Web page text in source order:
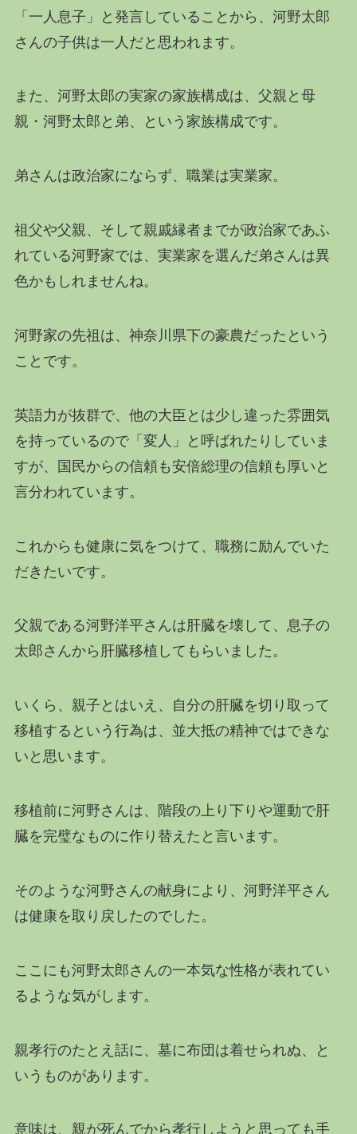
「一人息子」と発言していることから、河野太郎
さんの子供は一人だと思われます。
また、河野太郎の実家の家族構成は、父親と母
親・河野太郎と弟、という家族構成です。
弟さんは政治家にならず、職業は実業家。
祖父や父親、そして親戚縁者までが政治家であふ
れている河野家では、実業家を選んだ弟さんは異
色かもしれませんね。
河野家の先祖は、神奈川県下の豪農だったという
ことです。
英語力が抜群で、他の大臣とは少し違った雰囲気
を持っているので「変人」と呼ばれたりしていま
すが、国民からの信頼も安倍総理の信頼も厚いと
言分われています。
これからも健康に気をつけて、職務に励んでいた
だきたいです。
父親である河野洋平さんは肝臓を壊して、息子の
太郎さんから肝臓移植してもらいました。
いくら、親子とはいえ、自分の肝臓を切り取って
移植するという行為は、並大抵の精神ではできな
いと思います。
移植前に河野さんは、階段の上り下りや運動で肝
臓を完璧なものに作り替えたと言います。
そのような河野さんの献身により、河野洋平さん
は健康を取り戻したのでした。
ここにも河野太郎さんの一本気な性格が表れてい
るような気がします。
親孝行のたとえ話に、墓に布団は着せられぬ、と
いうものがあります。
意味は、親が死んでから孝行しようと思っても手